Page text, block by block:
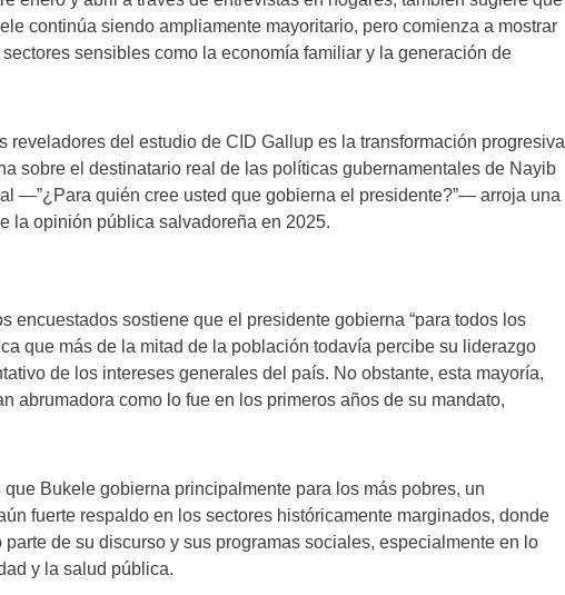
continúa siendo ampliamente mayoritario, pero comienza a mostrar
sensibles como la economía familiar y la generación de
reveladores del estudio de CID Gallup es la transformación progresiva
sobre el destinatario real de las políticas gubernamentales de Nayib
—”¿Para quién cree usted que gobierna el presidente?”— arroja una
la opinión pública salvadoreña en 2025.
encuestados sostiene que el presidente gobierna “para todos los
que más de la mitad de la población todavía percibe su liderazgo
de los intereses generales del país. No obstante, esta mayoría,
abrumadora como lo fue en los primeros años de su mandato,
que Bukele gobierna principalmente para los más pobres, un
fuerte respaldo en los sectores históricamente marginados, donde
de su discurso y sus programas sociales, especialmente en lo
y la salud pública.